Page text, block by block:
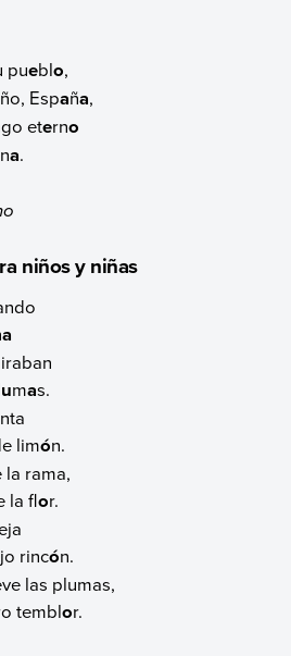
pueblo,
España,
eterno
na.
niños y niñas
a
umas.
limón.
rama,
la flor.
rincón.
las plumas,
temblor.